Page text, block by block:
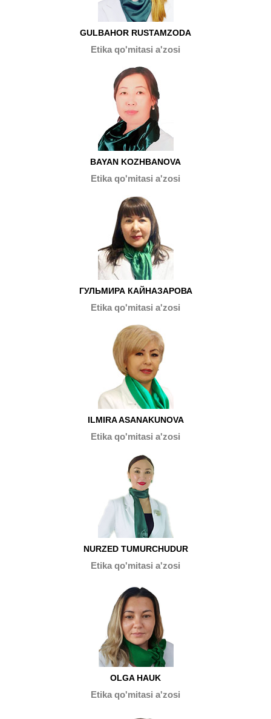
GULBAHOR RUSTAMZODA
Etika qo'mitasi a'zosi
BAYAN KOZHBANOVA
Etika qo'mitasi a'zosi
ГУЛЬМИРА КАЙНАЗАРОВА
Etika qo'mitasi a'zosi
ILMIRA ASANAKUNOVA
Etika qo'mitasi a'zosi
NURZED TUMURCHUDUR
Etika qo'mitasi a'zosi
OLGA HAUK
Etika qo'mitasi a'zosi